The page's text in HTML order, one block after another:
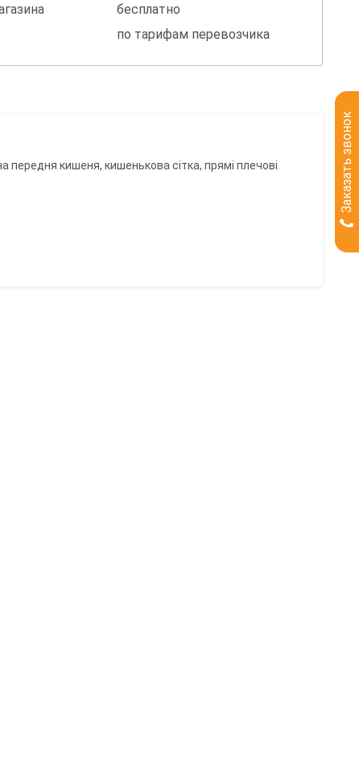
бесплатно
по тарифам перевозчика
передня кишеня, кишенькова сітка, прямі плечові
Заказать звонок